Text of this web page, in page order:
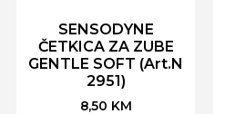
SENSODYNE
ČETKICA ZA ZUBE
GENTLE SOFT (Art.N
2951)
8,50 KM